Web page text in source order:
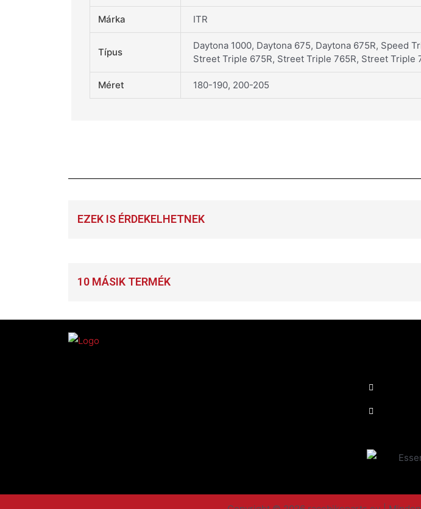
Márka ITR
Típus
Daytona 1000, Daytona 675, Daytona 675R, Speed
Street Triple 675R, Street Triple 765R, Street Triple
Méret 180-190, 200-205
EZEK IS ÉRDEKELHETNEK
10 MÁSIK TERMÉK